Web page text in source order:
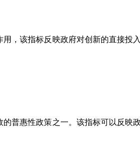
该指标反映政府对创新的直接投
惠性政策之一。该指标可以反映